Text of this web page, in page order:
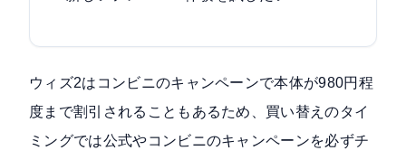
ウィズ2はコンビニのキャンペーンで本体が980円程
度まで割引されることもあるため、買い替えのタイ
ミングでは公式やコンビニのキャンペーンを必ずチ